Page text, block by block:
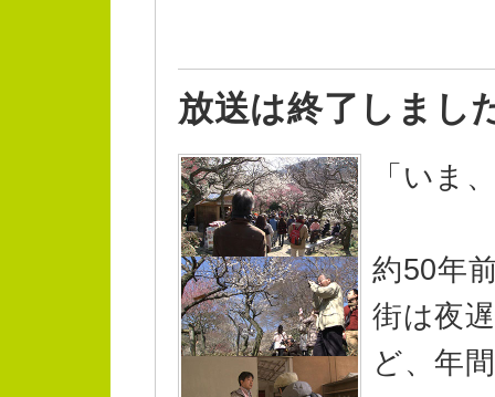
放送は終了しまし
「いま
約50年
街は夜
ど、年